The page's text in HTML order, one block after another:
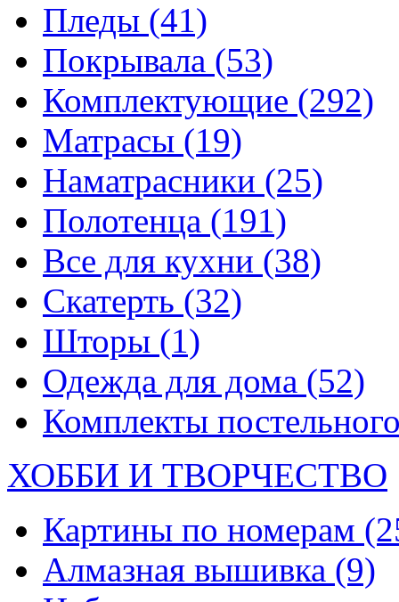
Пледы (41)
Покрывала (53)
Комплектующие (292)
Матрасы (19)
Наматрасники (25)
Полотенца (191)
Все для кухни (38)
Скатерть (32)
Шторы (1)
Одежда для дома (52)
Комплекты
ХОББИ И ТВОРЧЕСТВО
Картины по номерам
Алмазная вышивка (9)